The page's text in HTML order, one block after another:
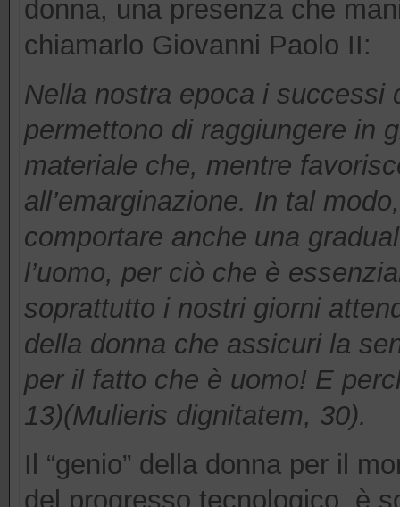
donna, una presenza che
chiamarlo Giovanni Paolo II:
Nella nostra epoca i successi
permettono di raggiungere in
materiale che, mentre
all’emarginazione. In tal
comportare anche una
l’uomo, per ciò che è
soprattutto i nostri giorni
della donna che assicuri la
per il fatto che è uomo! E
13)(Mulieris dignitatem, 30).
Il “genio” della donna per il
del progresso tecnologico, è